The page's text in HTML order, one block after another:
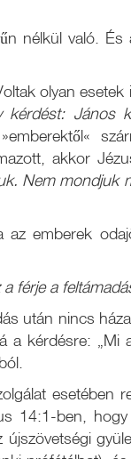
nélkül való. És
olyan
János
akkor
Nem mondjuk
az emberek
férje a
után nincs
a kérdésre: „Mi
esetében
14:1-ben,